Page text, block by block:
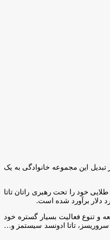
در تبدیل این مجموعه خانوادگی به یک
خود را تحت رهبری راتان تاتا
دلار برآورد شده است.
دارد و به داشتن بیشترین شرکت‌های تابعه و تنوع فعالیت بسیار گستره خود
سروریسز، تاتا ادونسد سیستمز و…